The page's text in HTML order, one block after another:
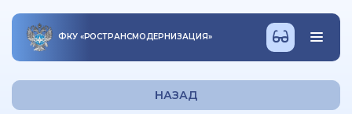
ФКУ «РОСТРАНСМОДЕРНИЗАЦИЯ»
НАЗАД